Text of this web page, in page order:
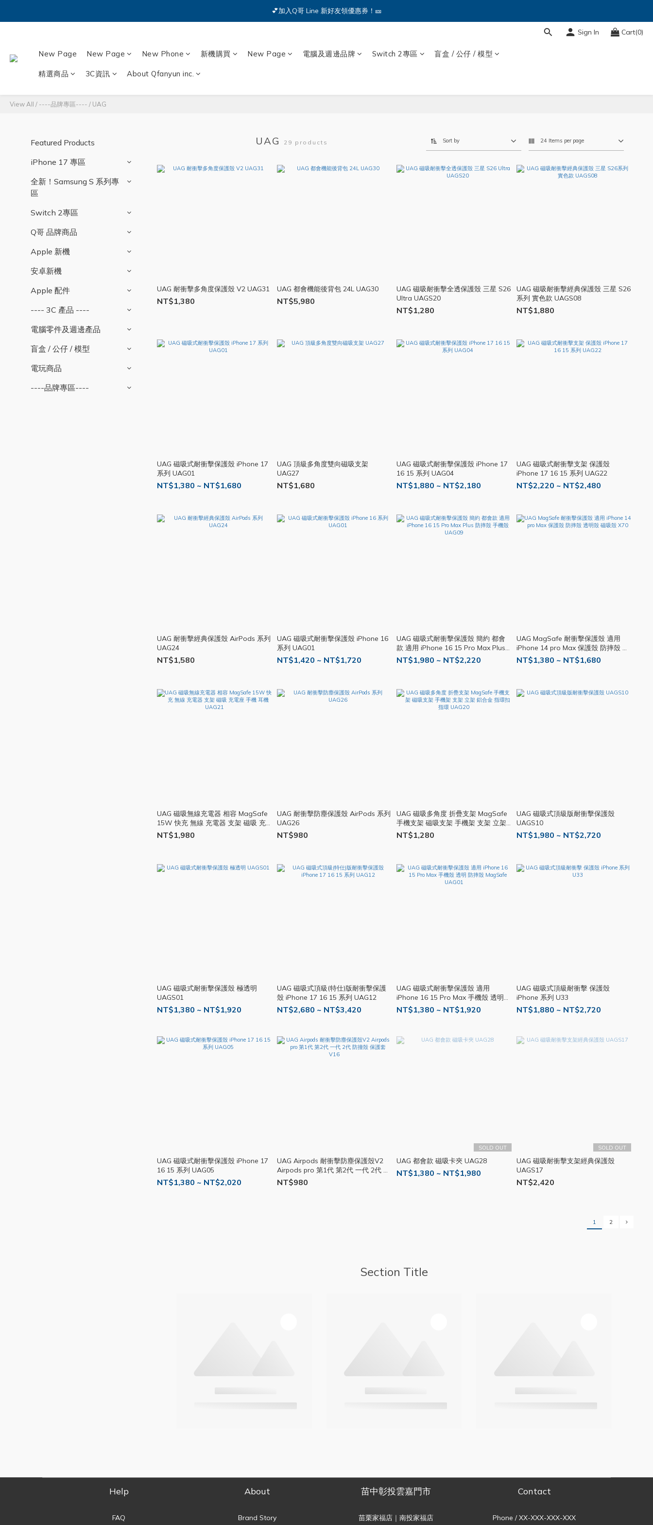
🔥iPhone 17 全系列熱銷中🔥點我購買 — !
💕加入Q哥 Line 新好友領優惠券！🎫
Sign In Cart(0)
New Page New Page New Phone 新機購買 New Page 電腦及週邊品牌 Switch 2專區 盲盒 / 公仔 / 模型
精選商品 3C資訊 About Qfanyun inc.
View All / ----品牌專區---- / UAG
Featured Products
iPhone 17 專區
全新！Samsung S 系列專
區
Switch 2專區
Q哥 品牌商品
Apple 新機
安卓新機
Apple 配件
---- 3C 產品 ----
電腦零件及週邊產品
盲盒 / 公仔 / 模型
電玩商品
----品牌專區----
UAG 29 products Sort by 24 Items per page
UAG 耐衝擊多角度保護殼 V2 UAG31
NT$1,380
UAG 都會機能後背包 24L UAG30
NT$5,980
UAG 磁吸耐衝擊全透保護殼 三星 S26
Ultra UAGS20
NT$1,280
UAG 磁吸耐衝擊經典保護殼 三星 S26
系列 實色款 UAGS08
NT$1,880
UAG 磁吸式耐衝擊保護殼 iPhone 17
系列 UAG01
NT$1,380 ~ NT$1,680
UAG 頂級多角度雙向磁吸支架
UAG27
NT$1,680
UAG 磁吸式耐衝擊保護殼 iPhone 17
16 15 系列 UAG04
NT$1,880 ~ NT$2,180
UAG 磁吸式耐衝擊支架 保護殼
iPhone 17 16 15 系列 UAG22
NT$2,220 ~ NT$2,480
UAG 耐衝擊經典保護殼 AirPods 系列
UAG24
NT$1,580
UAG 磁吸式耐衝擊保護殼 iPhone 16
系列 UAG01
NT$1,420 ~ NT$1,720
UAG 磁吸式耐衝擊保護殼 簡約 都會
款 適用 iPhone 16 15 Pro Max Plus
防摔殼 手機殼 UAG09
NT$1,980 ~ NT$2,220
UAG MagSafe 耐衝擊保護殼 適用
iPhone 14 pro Max 保護殼 防摔殼 透
明殼 磁吸殼 X70
NT$1,380 ~ NT$1,680
UAG 磁吸無線充電器 相容 MagSafe
15W 快充 無線 充電器 支架 磁吸 充
電座 手機 耳機 UAG21
NT$1,980
UAG 耐衝擊防塵保護殼 AirPods 系列
UAG26
NT$980
UAG 磁吸多角度 折疊支架 MagSafe
手機支架 磁吸支架 手機架 支架 立架
鋁合金 指環扣 指環 UAG20
NT$1,280
UAG 磁吸式頂級版耐衝擊保護殼
UAGS10
NT$1,980 ~ NT$2,720
UAG 磁吸式耐衝擊保護殼 極透明
UAGS01
NT$1,380 ~ NT$1,920
UAG 磁吸式頂級(特仕)版耐衝擊保護
殼 iPhone 17 16 15 系列 UAG12
NT$2,680 ~ NT$3,420
UAG 磁吸式耐衝擊保護殼 適用
iPhone 16 15 Pro Max 手機殼 透明
防摔殼 MagSafe UAG01
NT$1,380 ~ NT$1,920
UAG 磁吸式頂級耐衝擊 保護殼
iPhone 系列 U33
NT$1,880 ~ NT$2,720
UAG 磁吸式耐衝擊保護殼 iPhone 17
16 15 系列 UAG05
NT$1,380 ~ NT$2,020
UAG Airpods 耐衝擊防塵保護殼V2
Airpods pro 第1代 第2代 一代 2代 防
NT$980
SOLD OUT
UAG 都會款 磁吸卡夾 UAG28
NT$1,380 ~ NT$1,980
SOLD OUT
UAG 磁吸耐衝擊支架經典保護殼
UAGS17
NT$2,420
1 2
Section Title
Help
FAQ
About
Brand Story
苗中彰投雲嘉門市
苗栗家福店｜南投家福店
Contact
Phone / XX-XXX-XXX-XXX